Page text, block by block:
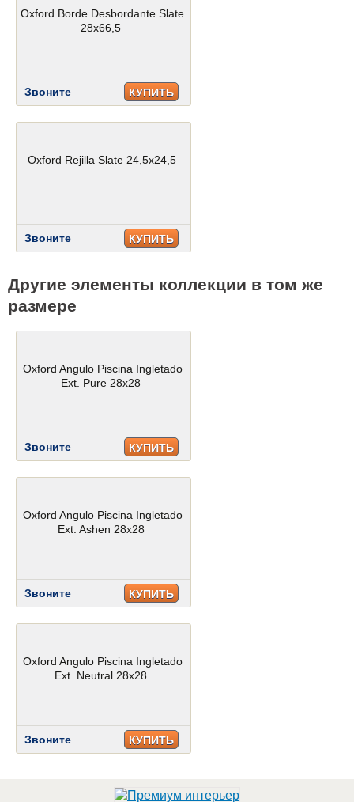
Oxford Borde Desbordante Slate
28x66,5
Звоните КУПИТЬ
Oxford Rejilla Slate 24,5x24,5
Звоните КУПИТЬ
Другие элементы коллекции в том же
размере
Oxford Angulo Piscina Ingletado
Ext. Pure 28x28
Звоните КУПИТЬ
Oxford Angulo Piscina Ingletado
Ext. Ashen 28x28
Звоните КУПИТЬ
Oxford Angulo Piscina Ingletado
Ext. Neutral 28x28
Звоните КУПИТЬ